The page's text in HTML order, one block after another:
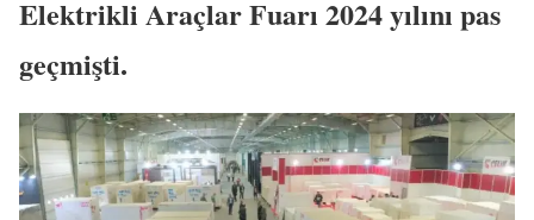
Elektrikli Araçlar Fuarı 2024 yılını pas
geçmişti.